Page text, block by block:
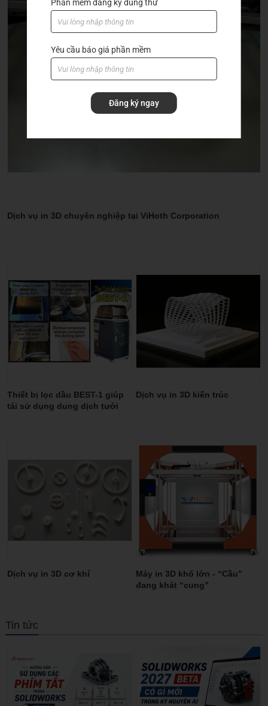
Rapid_drill_(U-drill)
Tool holder with coolant
Dịch vụ in 3D chuyên nghiệp tại ViHoth Corporation
Thiết bị lọc dầu BEST-1 giúp
tái sử dụng dung dịch tưới
Dịch vụ in 3D kiến trúc
Dịch vụ in 3D cơ khí
Máy in 3D khổ lớn - “Cầu”
đang khát “cung”
Tin tức
Phần mềm đăng ký dùng thử
Yêu cầu báo giá phần mềm
Đăng ký ngay